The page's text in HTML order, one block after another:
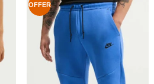
OFFER